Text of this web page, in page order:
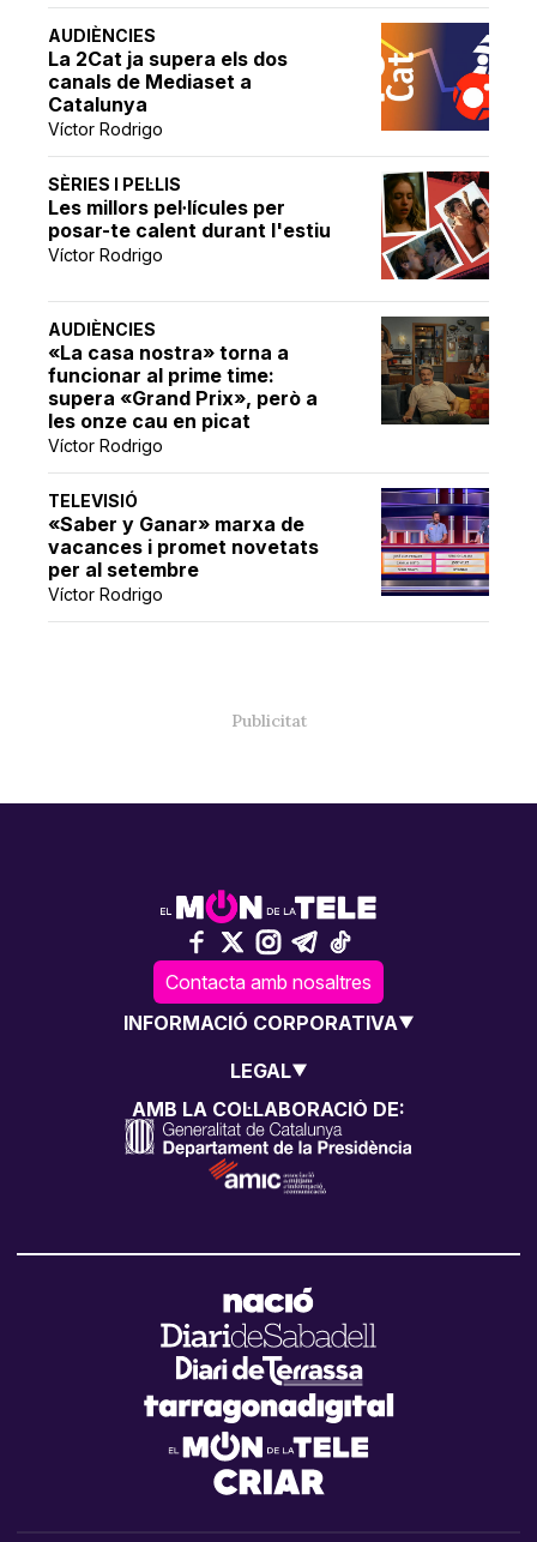
AUDIÈNCIES
La 2Cat ja supera els dos
canals de Mediaset a
Catalunya
Víctor Rodrigo
SÈRIES I PEL·LIS
Les millors pel·lícules per
posar-te calent durant l'estiu
Víctor Rodrigo
AUDIÈNCIES
«La casa nostra» torna a
funcionar al prime time:
supera «Grand Prix», però a
les onze cau en picat
Víctor Rodrigo
TELEVISIÓ
«Saber y Ganar» marxa de
vacances i promet novetats
per al setembre
Víctor Rodrigo
Contacta amb nosaltres
INFORMACIÓ CORPORATIVA
LEGAL
AMB LA COL·LABORACIÓ DE: